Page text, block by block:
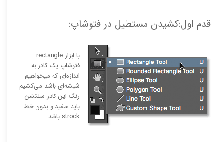
قدم اول:کشیدن مستطیل در فتوشاپ:
با ابزار rectangle
فتوشاپ یک کادر به
اندازه‌ای که میخواهیم
شیشه‌ای باشد می‌کشیم
رنگ این کادر سلکشن
باید سفید و بدون خط
strock باشد .